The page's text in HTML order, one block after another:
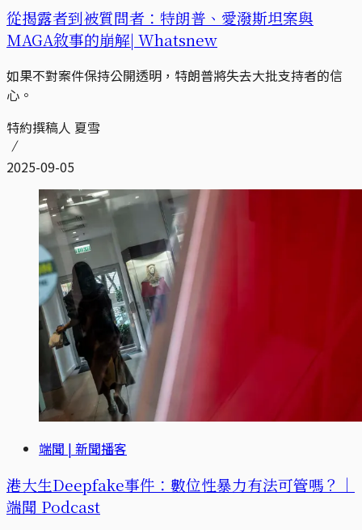
從揭露者到被質問者：特朗普、愛潑斯坦案與
MAGA敘事的崩解| Whatsnew
如果不對案件保持公開透明，特朗普將失去大批支持者的信
心。
特約撰稿人 夏雪
2025-09-05
端聞 | 新聞播客
港大生Deepfake事件：數位性暴力有法可管嗎？｜
端聞 Podcast